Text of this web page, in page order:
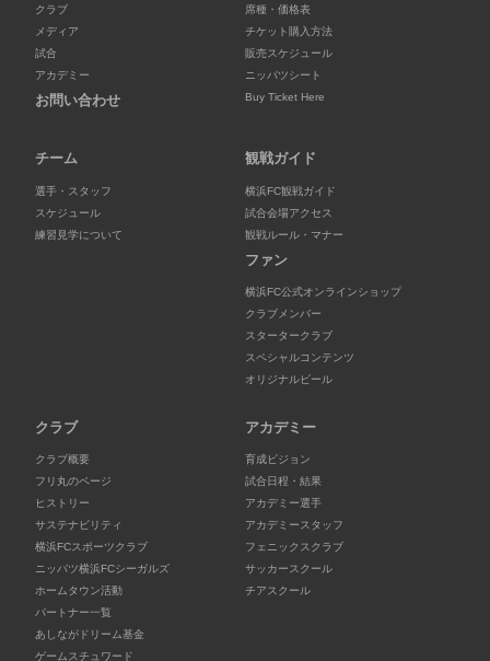
クラブ
メディア
試合
アカデミー
お問い合わせ
席種・価格表
チケット購入方法
販売スケジュール
ニッパツシート
Buy Ticket Here
チーム
選手・スタッフ
スケジュール
練習見学について
観戦ガイド
横浜FC観戦ガイド
試合会場アクセス
観戦ルール・マナー
ファン
横浜FC公式オンラインショップ
クラブメンバー
スタータークラブ
スペシャルコンテンツ
オリジナルビール
クラブ
クラブ概要
フリ丸のページ
ヒストリー
サステナビリティ
横浜FCスポーツクラブ
ニッパツ横浜FCシーガルズ
ホームタウン活動
パートナー一覧
あしながドリーム基金
ゲームスチュワード
アカデミー
育成ビジョン
試合日程・結果
アカデミー選手
アカデミースタッフ
フェニックスクラブ
サッカースクール
チアスクール